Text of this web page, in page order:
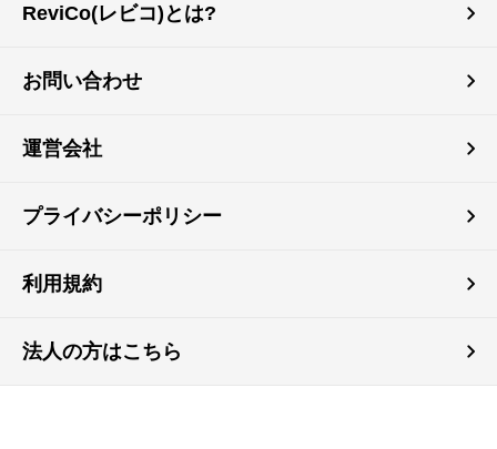
ReviCo(レビコ)とは?
お問い合わせ
運営会社
プライバシーポリシー
利用規約
法人の方はこちら